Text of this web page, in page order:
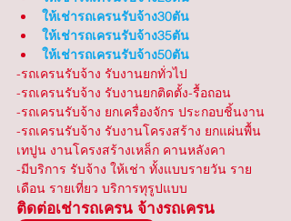
ให้เช่ารถเครนรับจ้าง30ตัน
ให้เช่ารถเครนรับจ้าง35ตัน
ให้เช่ารถเครนรับจ้าง50ตัน
-รถเครนรับจ้าง รับงานยกทั่วไป
-รถเครนรับจ้าง รับงานยกติดตั้ง-รื้อถอน
-รถเครนรับจ้าง ยกเครื่องจักร ประกอบชิ้นงาน
-รถเครนรับจ้าง รับงานโครงสร้าง ยกแผ่นพื้น
เทปูน งานโครงสร้างเหล็ก คานหลังคา
-มีบริการ รับจ้าง ให้เช่า ทั้งแบบรายวัน ราย
เดือน รายเที่ยว บริการทุรูปแบบ
ติดต่อเช่ารถเครน จ้างรถเครน